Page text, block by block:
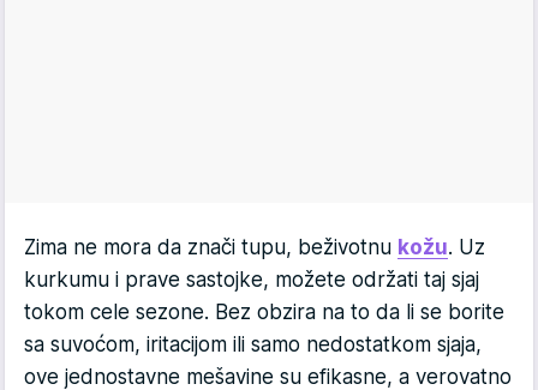
Zima ne mora da znači tupu, beživotnu kožu. Uz
kurkumu i prave sastojke, možete održati taj sjaj
tokom cele sezone. Bez obzira na to da li se borite
sa suvoćom, iritacijom ili samo nedostatkom sjaja,
ove jednostavne mešavine su efikasne, a verovatno